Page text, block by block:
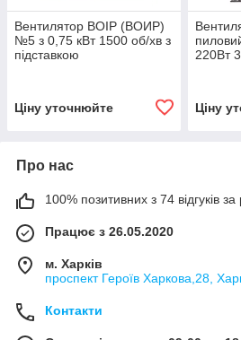
Вентилятор ВОІР (ВОИР)
№5 з 0,75 кВт 1500 об/хв з
підставкою
Ціну уточнюйте
220Вт
Ціну
Про нас
100% позитивних з 74 відгуків за
Працює з 26.05.2020
м. Харків
проспект Героїв Харкова,28,
Контакти